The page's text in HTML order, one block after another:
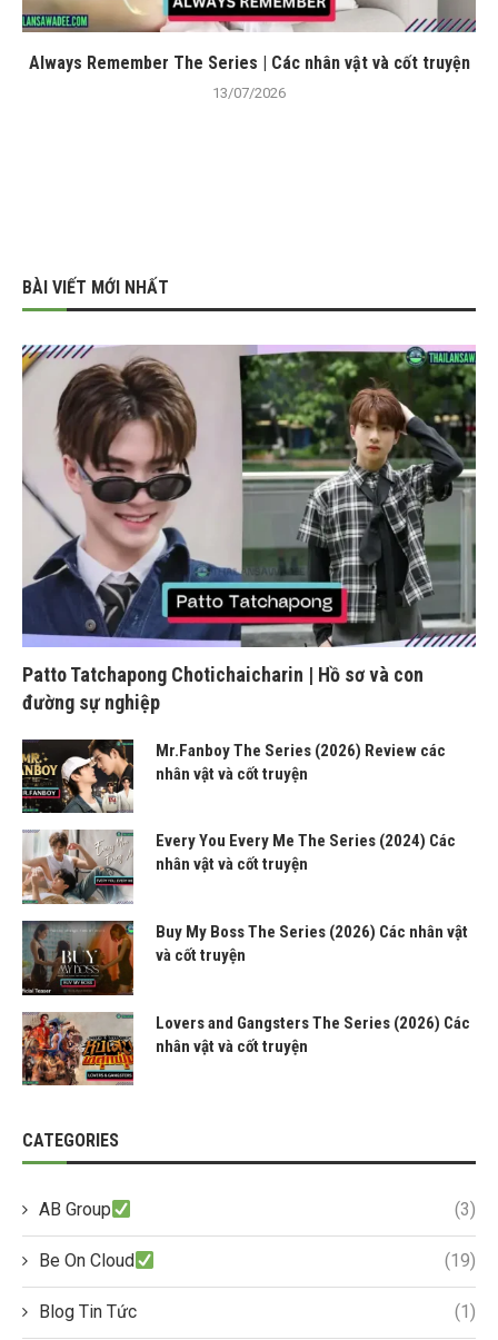
Always Remember The Series | Các nhân vật và cốt truyện
13/07/2026
BÀI VIẾT MỚI NHẤT
Patto Tatchapong Chotichaicharin | Hồ sơ và con
đường sự nghiệp
Mr.Fanboy The Series (2026) Review các
nhân vật và cốt truyện
Every You Every Me The Series (2024) Các
nhân vật và cốt truyện
Buy My Boss The Series (2026) Các nhân vật
và cốt truyện
Lovers and Gangsters The Series (2026) Các
nhân vật và cốt truyện
CATEGORIES
AB Group (3)
Be On Cloud (19)
Blog Tin Tức (1)